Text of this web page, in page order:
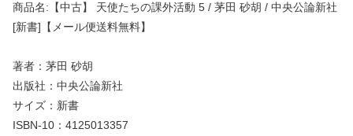
商品名:【中古】 天使たちの課外活動 5 / 茅田 砂胡 / 中央公論新社
[新書]【メール便送料無料】
著者：茅田 砂胡
出版社：中央公論新社
サイズ：新書
ISBN-10：4125013357